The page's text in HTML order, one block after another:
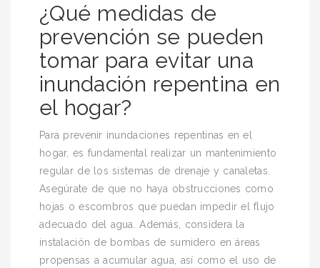
¿Qué medidas de
prevención se pueden
tomar para evitar una
inundación repentina en
el hogar?
Para prevenir inundaciones repentinas en el
hogar, es fundamental realizar un mantenimiento
regular de los sistemas de drenaje y canaletas.
Asegúrate de que no haya obstrucciones como
hojas o escombros que puedan impedir el flujo
adecuado del agua. Además, considera la
instalación de bombas de sumidero en áreas
propensas a acumular agua, así como el uso de